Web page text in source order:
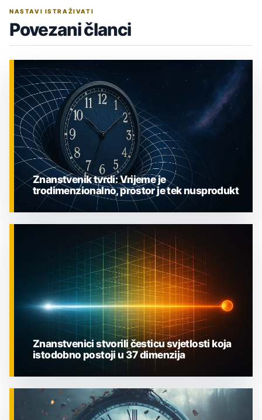
NASTAVI ISTRAŽIVATI
Povezani članci
Znanstvenik tvrdi: Vrijeme je
trodimenzionalno, prostor je tek nusprodukt
ZNANOST
Znanstvenici stvorili česticu svjetlosti koja
istodobno postoji u 37 dimenzija